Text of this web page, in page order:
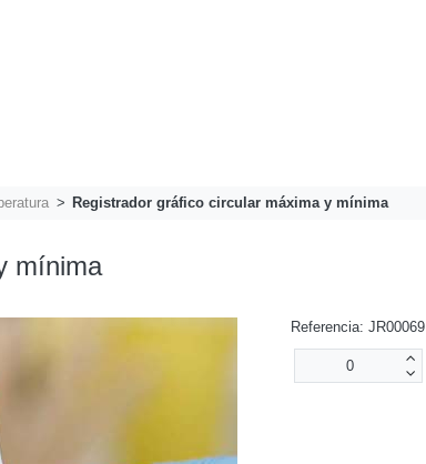
Registrador gráfico circular máxima y mínima
mínima
Referencia: JR00069